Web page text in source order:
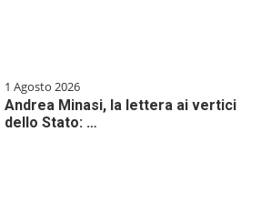
1 Agosto 2026
Andrea Minasi, la lettera ai vertici
dello Stato: …